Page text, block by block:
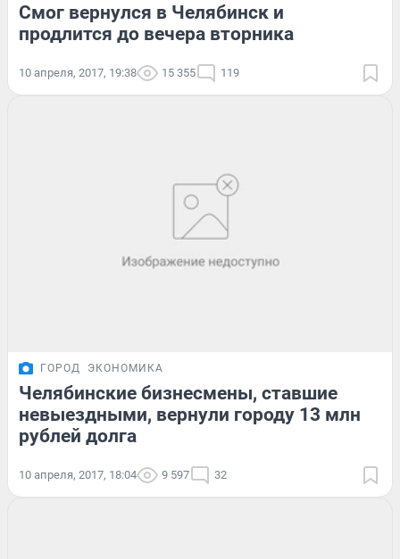
Смог вернулся в Челябинск и
продлится до вечера вторника
10 апреля, 2017, 19:38 15 355 119
ГОРОД ЭКОНОМИКА
Челябинские бизнесмены, ставшие
невыездными, вернули городу 13 млн
рублей долга
10 апреля, 2017, 18:04 9 597 32